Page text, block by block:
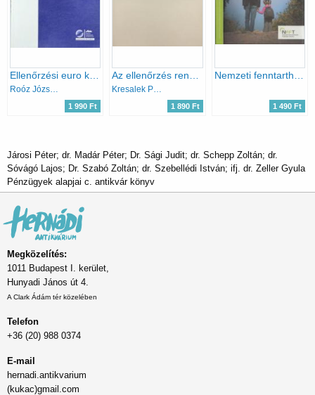
Roóz József, Sztanó Imre
1 990 Ft
Kresalek Péter, Vörös László
1 890 Ft 1 490 Ft
Járosi Péter; dr. Madár Péter; Dr. Sági Judit; dr. Schepp Zoltán; dr.
Sóvágó Lajos; Dr. Szabó Zoltán; dr. Szebellédi István; ifj. dr. Zeller Gyula
Pénzügyek alapjai c. antikvár könyv
Megközelítés:
1011 Budapest I. kerület,
Hunyadi János út 4.
A Clark Ádám tér közelében
Telefon
+36 (20) 988 0374
E-mail
hernadi.antikvarium
(kukac)gmail.com